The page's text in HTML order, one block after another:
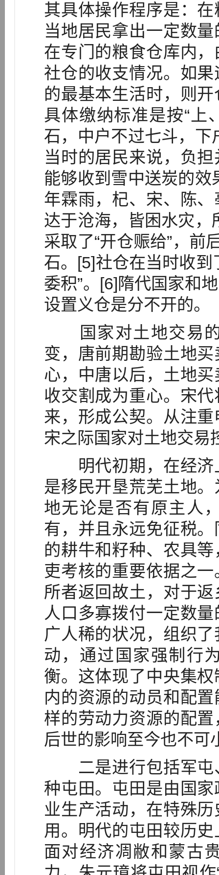
其具体操作程序是：
当地居民拿出一定数
在专门的粮食仓库内
社仓的收支情况。如
的最基本生活时，则
具体缴纳标准是按“上
石，中户不过七斗，下
当时的居民来说，负
能够收到雪中送炭的效
年霖雨，杞、宋、陈
达于沧海，皆困水灾，
采取了“开仓赈给”，前
石。[5]社仓在当时收到
委积”。[6]隋代国家和
设置义仓是分不开的。
国家对土地交易的
变，唐前期勘验土地
心，中唐以后，土地
收交割成为重心。宋
来，形成公契。从注
宋之际国家对土地交易
明代初期，在经济
是移民开垦荒芜土地
地无论是否有原主人
有，并且永远免征税
的耕牛和籽种、农具
吏考核的重要依据之
所者返回故土，对于
人口多寡拨付一定数
广人稀的状况，组织
动，通过国家强制行
衡。这体现了中央集
内的资源的动员和配
样的劳动力资源的配
后世的影响至今也不可
二是进行包括军屯
种屯田。屯田是由国
业生产活动，在特殊
用。明代的屯田较历
面对经济凋敝和蒙古